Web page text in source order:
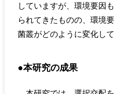
していますが、環境要因
られてきたものの、環境
菌叢がどのように変化し
●本研究の成果